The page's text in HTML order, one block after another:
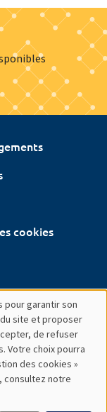
cookies
garantir son
site et proposer
de refuser
Votre choix pourra
des cookies »
consultez notre